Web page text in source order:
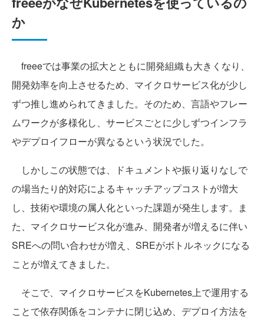
か
freeeでは事業の拡大とともに開発組織も大きくなり、
開発効率を向上させるため、マイクロサービス化が少し
ずつ推し進められてきました。そのため、言語やフレー
ムワークが多様化し、サービスごとに少しずつインフラ
やデプロイフローが異なるという状況でした。
しかしこの状態では、ドキュメントや振り返りなしで
の場当たり的対応によるキャッチアップコストが増大
し、技術や環境の属人化といった課題が発生します。ま
た、マイクロサービス化が進み、開発者が増えるに伴い
SREへの問い合わせが増え、SREがボトルネックになる
ことが増えてきました。
そこで、マイクロサービスをKubernetes上で運用する
ことで依存関係をコンテナに閉じ込め、デプロイ方法を